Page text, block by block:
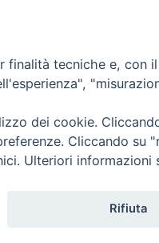
Policy Cookie Policy
Editrice
tecniche e, con
dei cookie.
Cliccando su
Ulteriori informazioni
Rifiuta